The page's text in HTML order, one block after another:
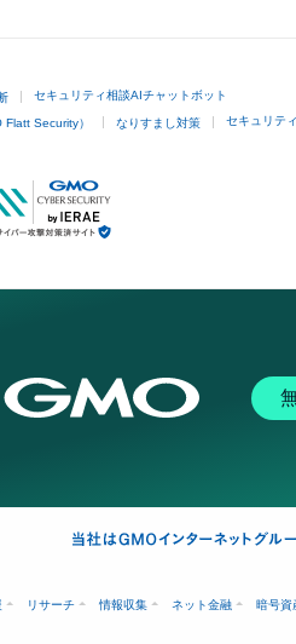
セキュリティ相談AIチャットボット
Security） なりすまし対策 セキュリテ
リサーチ 情報収集 ネット金融 暗号資